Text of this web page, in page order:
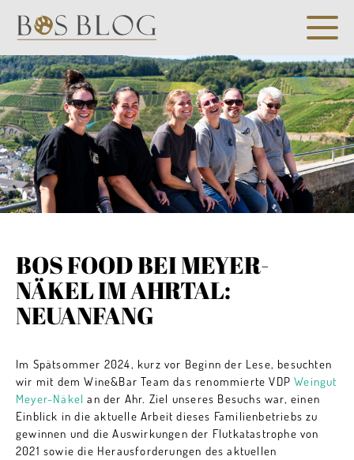
BOS FOOD BEI MEYER-
NÄKEL IM AHRTAL:
NEUANFANG
Im Spätsommer 2024, kurz vor Beginn der Lese, besuchten
wir mit dem Wine&Bar Team das renommierte VDPWeingut
Meyer-Näkel an der Ahr. Ziel unseres Besuchs war, einen
Einblick in die aktuelle Arbeit dieses Familienbetriebs zu
gewinnen und die Auswirkungen der Flutkatastrophe von
2021 sowie die Herausforderungen des aktuellen